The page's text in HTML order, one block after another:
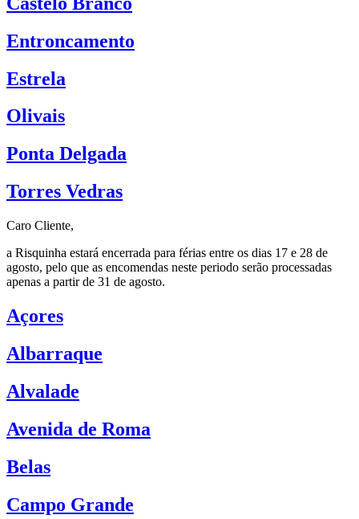
Entroncamento
Estrela
Olivais
Ponta Delgada
Torres Vedras
Caro Cliente,
a Risquinha estará encerrada para férias entre os dias 17 e 28 de
agosto, pelo que as encomendas neste periodo serão processadas
apenas a partir de 31 de agosto.
Açores
Albarraque
Alvalade
Avenida de Roma
Belas
Campo Grande